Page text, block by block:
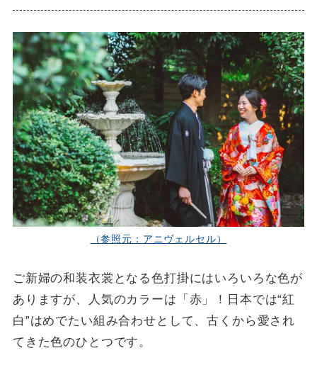
（参照元：アニヴェルセル）
ご新婦の和装衣裳となる色打掛にはいろいろな色が
ありますが、人気のカラーは「赤」！日本では“紅
白”はめでたい組み合わせとして、古くから愛され
てきた色のひとつです。